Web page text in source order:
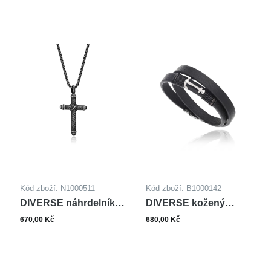
Kód zboží: N1000511
DIVERSE náhrdelník z
oceli KŘÍŽEK
670,00 Kč
Kód zboží: B1000142
DIVERSE kožený
náramek z oceli
680,00 Kč